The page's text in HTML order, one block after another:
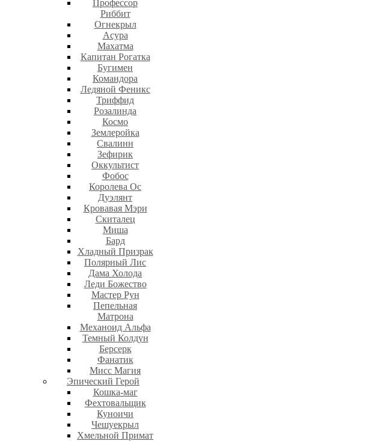
Профеcсор
Риббит
Огнекрыл
Асура
Махатма
Капитан Рогатка
Бугимен
Командора
Ледяной Феникс
Триффид
Розалинда
Космо
Землеройка
Свалинн
Зефирик
Оккультист
Фобос
Королева Ос
Дуэлянт
Кровавая Мэри
Скиталец
Миша
Бард
Хладный Призрак
Полярный Лис
Дама Холода
Леди Божество
Мастер Рун
Пепельная
Матрона
Механоид Альфа
Темный Колдун
Берсерк
Фанатик
Мисс Магия
Эпический Герой
Кошка-маг
Фехтовальщик
Куноичи
Чешуекрыл
Хмельной Примат